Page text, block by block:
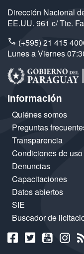
Dirección Nacional
EE.UU. 961 c/ Tte.
(+595) 21 415
Lunes a Viernes
Información
Quiénes somos
Preguntas
Transparencia
Condiciones de uso
Denuncias
Capacitaciones
Datos abiertos
SIE
Buscador de